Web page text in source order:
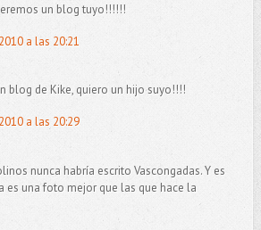
un blog tuyo!!!!!!
a las 20:21
blog de Kike, quiero un hijo suyo!!!!
a las 20:29
nunca habría escrito Vascongadas. Y es
es una foto mejor que las que hace la